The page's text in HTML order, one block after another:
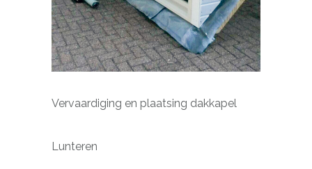
Vervaardiging en plaatsing dakkapel
Lunteren